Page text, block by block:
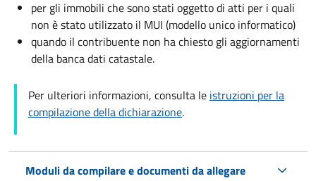
per gli immobili che sono stati oggetto di atti per i quali
non è stato utilizzato il MUI (modello unico informatico)
quando il contribuente non ha chiesto gli aggiornamenti
della banca dati catastale.
Per ulteriori informazioni, consulta le istruzioni per la
compilazione della dichiarazione.
Moduli da compilare e documenti da allegare